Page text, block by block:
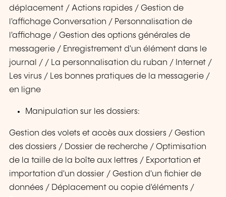
déplacement / Actions rapides / Gestion de
l'affichage Conversation / Personnalisation de
l'affichage / Gestion des options générales de
messagerie / Enregistrement d'un élément dans le
journal / / La personnalisation du ruban / Internet /
Les virus / Les bonnes pratiques de la messagerie /
en ligne
Manipulation sur les dossiers:
Gestion des volets et accès aux dossiers / Gestion
des dossiers / Dossier de recherche / Optimisation
de la taille de la boîte aux lettres / Exportation et
importation d'un dossier / Gestion d'un fichier de
données / Déplacement ou copie d'éléments /